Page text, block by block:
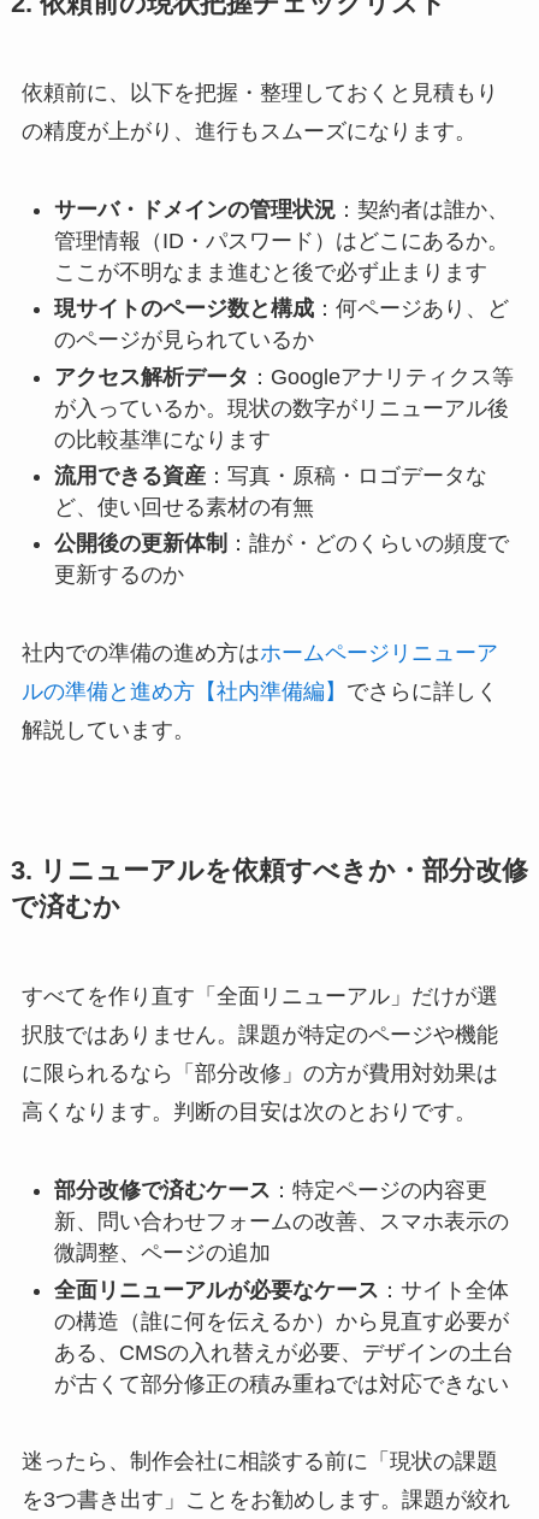
依頼前に、以下を把握・整理しておくと見積もり
の精度が上がり、進行もスムーズになります。
サーバ・ドメインの管理状況：契約者は誰か、
管理情報（ID・パスワード）はどこにあるか。
ここが不明なまま進むと後で必ず止まります
現サイトのページ数と構成：何ページあり、ど
のページが見られているか
アクセス解析データ ：Googleアナリティクス等
が入っているか。現状の数字がリニューアル後
の比較基準になります
流用できる資産：写真・原稿・ロゴデータな
ど、使い回せる素材の有無
公開後の更新体制 ：誰が・どのくらいの頻度で
更新するのか
社内での準備の進め方はホームページリニューア
ルの準備と進め方【社内準備編】 でさらに詳しく
解説しています。
3. リニューアルを依頼すべきか・部分改修
で済むか
すべてを作り直す「全面リニューアル」だけが選
択肢ではありません。課題が特定のページや機能
に限られるなら「部分改修」の方が費用対効果は
高くなります。判断の目安は次のとおりです。
部分改修で済むケース ：特定ページの内容更
新、問い合わせフォームの改善、スマホ表示の
微調整、ページの追加
全面リニューアルが必要なケース ：サイト全体
の構造（誰に何を伝えるか）から見直す必要が
ある、CMSの入れ替えが必要、デザインの土台
が古くて部分修正の積み重ねでは対応できない
迷ったら、制作会社に相談する前に「現状の課題
を3つ書き出す」ことをお勧めします。課題が絞れ